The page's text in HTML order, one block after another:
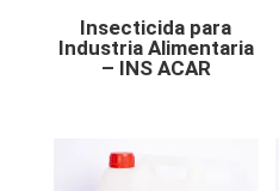
Insecticida para
Industria Alimentaria
– INS ACAR